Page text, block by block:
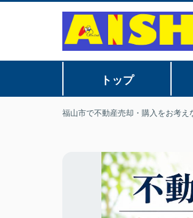
トップ
福山市で不動産売却・購入をお考え